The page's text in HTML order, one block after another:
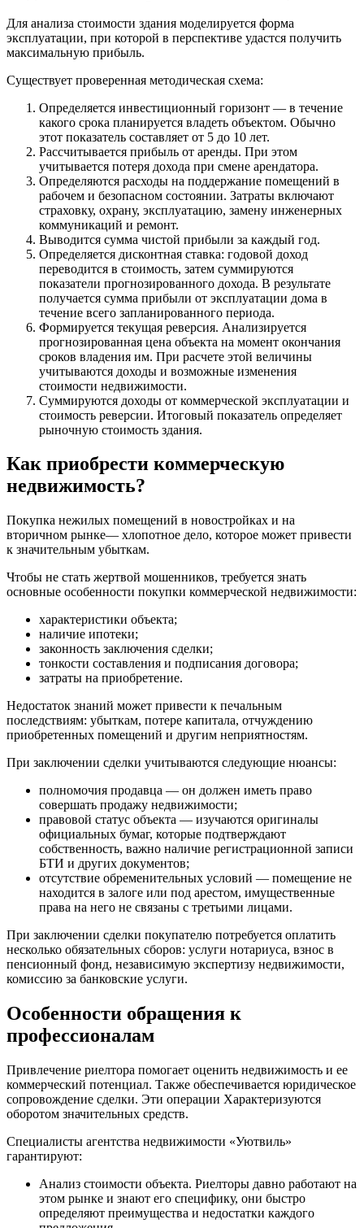
Для анализа стоимости здания моделируется форма
эксплуатации, при которой в перспективе удастся получить
максимальную прибыль.
Существует проверенная методическая схема:
Определяется инвестиционный горизонт — в течение
какого срока планируется владеть объектом. Обычно
этот показатель составляет от 5 до 10 лет.
Рассчитывается прибыль от аренды. При этом
учитывается потеря дохода при смене арендатора.
Определяются расходы на поддержание помещений в
рабочем и безопасном состоянии. Затраты включают
страховку, охрану, эксплуатацию, замену инженерных
коммуникаций и ремонт.
Выводится сумма чистой прибыли за каждый год.
Определяется дисконтная ставка: годовой доход
переводится в стоимость, затем суммируются
показатели прогнозированного дохода. В результате
получается сумма прибыли от эксплуатации дома в
течение всего запланированного периода.
Формируется текущая реверсия. Анализируется
прогнозированная цена объекта на момент окончания
сроков владения им. При расчете этой величины
учитываются доходы и возможные изменения
стоимости недвижимости.
Суммируются доходы от коммерческой эксплуатации и
стоимость реверсии. Итоговый показатель определяет
рыночную стоимость здания.
Как приобрести коммерческую
недвижимость?
Покупка нежилых помещений в новостройках и на
вторичном рынке— хлопотное дело, которое может привести
к значительным убыткам.
Чтобы не стать жертвой мошенников, требуется знать
основные особенности покупки коммерческой недвижимости:
характеристики объекта;
наличие ипотеки;
законность заключения сделки;
тонкости составления и подписания договора;
затраты на приобретение.
Недостаток знаний может привести к печальным
последствиям: убыткам, потере капитала, отчуждению
приобретенных помещений и другим неприятностям.
При заключении сделки учитываются следующие нюансы:
полномочия продавца — он должен иметь право
совершать продажу недвижимости;
правовой статус объекта — изучаются оригиналы
официальных бумаг, которые подтверждают
собственность, важно наличие регистрационной записи
БТИ и других документов;
отсутствие обременительных условий — помещение не
находится в залоге или под арестом, имущественные
права на него не связаны с третьими лицами.
При заключении сделки покупателю потребуется оплатить
несколько обязательных сборов: услуги нотариуса, взнос в
пенсионный фонд, независимую экспертизу недвижимости,
комиссию за банковские услуги.
Особенности обращения к
профессионалам
Привлечение риелтора помогает оценить недвижимость и ее
коммерческий потенциал. Также обеспечивается юридическое
сопровождение сделки. Эти операции Характеризуются
оборотом значительных средств.
Специалисты агентства недвижимости «Уютвиль»
гарантируют:
Анализ стоимости объекта. Риелторы давно работают на
этом рынке и знают его специфику, они быстро
определяют преимущества и недостатки каждого